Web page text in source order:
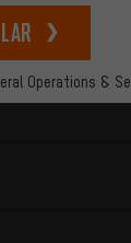
Operations &